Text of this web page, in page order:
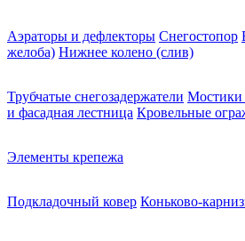
Аэраторы и дефлекторы Снегостопор
желоба) Нижнее колено (слив)
Трубчатые снегозадержатели Мостики
и фасадная лестница Кровельные
Элементы крепежа
Подкладочный ковер Коньково-